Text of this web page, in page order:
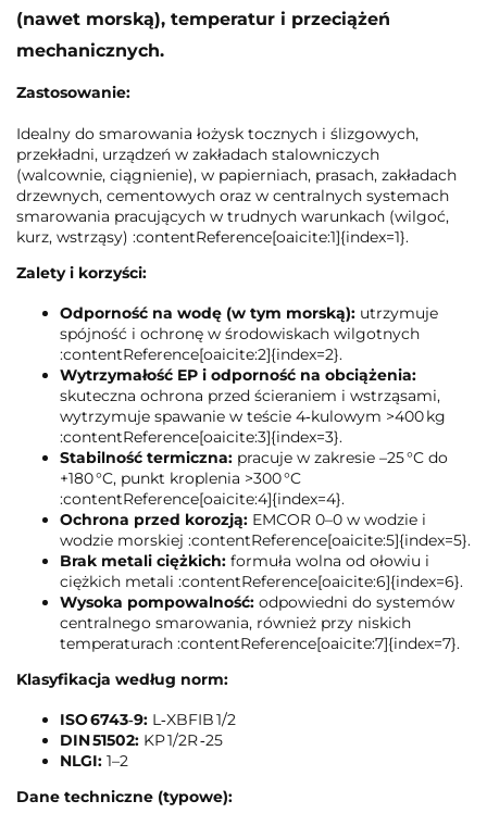
(nawet morską), temperatur i przeciążeń
mechanicznych.
Zastosowanie:
Idealny do smarowania łożysk tocznych i ślizgowych,
przekładni, urządzeń w zakładach stalowniczych
(walcownie, ciągnienie), w papierniach, prasach, zakładach
drzewnych, cementowych oraz w centralnych systemach
smarowania pracujących w trudnych warunkach (wilgoć,
kurz, wstrząsy) :contentReference[oaicite:1]{index=1}.
Zalety i korzyści:
Odporność na wodę (w tym morską): utrzymuje
spójność i ochronę w środowiskach wilgotnych
:contentReference[oaicite:2]{index=2}.
Wytrzymałość EP i odporność na obciążenia:
skuteczna ochrona przed ścieraniem i wstrząsami,
wytrzymuje spawanie w teście 4‑kulowym >400 kg
:contentReference[oaicite:3]{index=3}.
Stabilność termiczna: pracuje w zakresie –25 °C do
+180 °C, punkt kroplenia >300 °C
:contentReference[oaicite:4]{index=4}.
Ochrona przed korozją: EMCOR 0–0 w wodzie i
wodzie morskiej :contentReference[oaicite:5]{index=5}.
Brak metali ciężkich: formuła wolna od ołowiu i
ciężkich metali :contentReference[oaicite:6]{index=6}.
Wysoka pompowalność: odpowiedni do systemów
centralnego smarowania, również przy niskich
temperaturach :contentReference[oaicite:7]{index=7}.
Klasyfikacja według norm:
ISO 6743‑9: L‑XBFIB 1/2
DIN 51502: KP 1/2R ‑25
NLGI: 1–2
Dane techniczne (typowe):